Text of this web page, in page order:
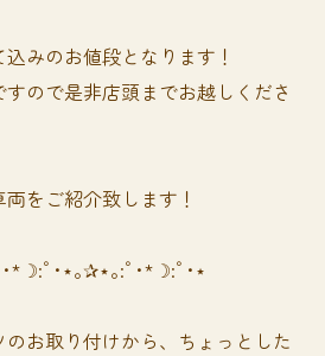
みのお値段となります！
ので是非店頭までお越しくださ
をご紹介致します！
*☽:ﾟ･⋆｡✰⋆｡:ﾟ･*☽:ﾟ･⋆
お取り付けから、ちょっとした